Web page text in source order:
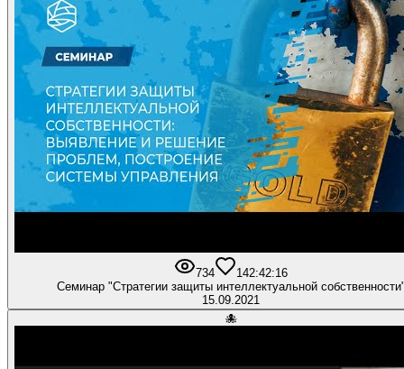
734 142:42:16
Семинар "Стратегии защиты интеллектуальной
15.09.2021
🐙